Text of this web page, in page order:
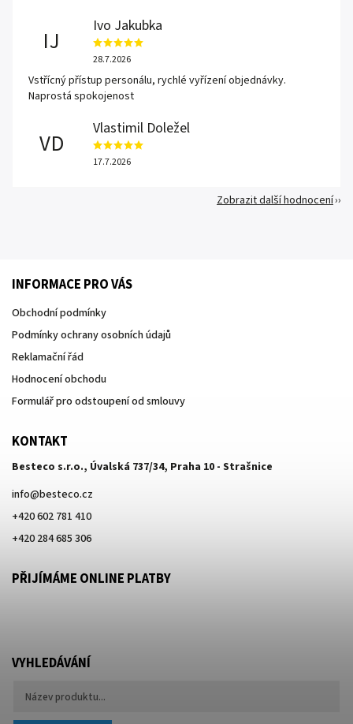
IJ
Ivo Jakubka
28.7.2026
Vstřícný přístup personálu, rychlé vyřízení objednávky.
Naprostá spokojenost
VD
Vlastimil Doležel
17.7.2026
Zobrazit další hodnocení
INFORMACE PRO VÁS
Obchodní podmínky
Podmínky ochrany osobních údajů
Reklamační řád
Hodnocení obchodu
Formulář pro odstoupení od smlouvy
KONTAKT
Besteco s.r.o., Úvalská 737/34, Praha 10 - Strašnice
info@besteco.cz
+420 602 781 410
+420 284 685 306
PŘIJÍMÁME ONLINE PLATBY
VYHLEDÁVÁNÍ